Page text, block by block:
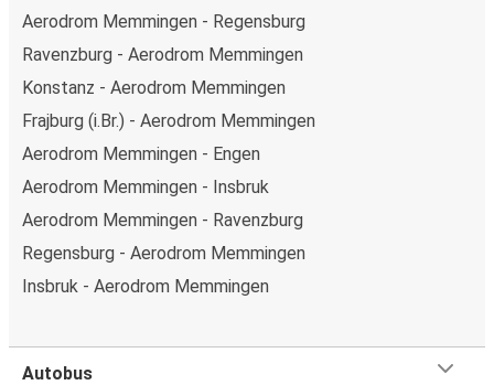
Aerodrom Memmingen - Regensburg
Ravenzburg - Aerodrom Memmingen
Konstanz - Aerodrom Memmingen
Frajburg (i.Br.) - Aerodrom Memmingen
Aerodrom Memmingen - Engen
Aerodrom Memmingen - Insbruk
Aerodrom Memmingen - Ravenzburg
Regensburg - Aerodrom Memmingen
Insbruk - Aerodrom Memmingen
Autobus